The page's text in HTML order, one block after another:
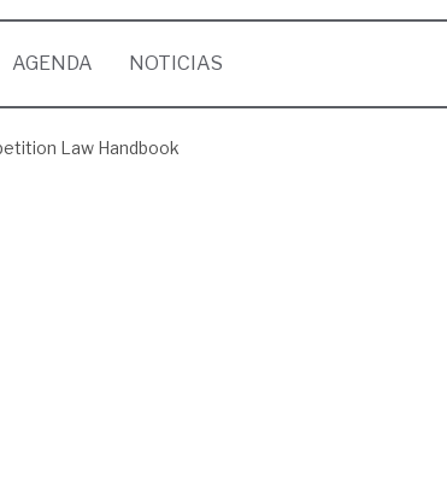
AGENDA NOTICIAS
Law Handbook